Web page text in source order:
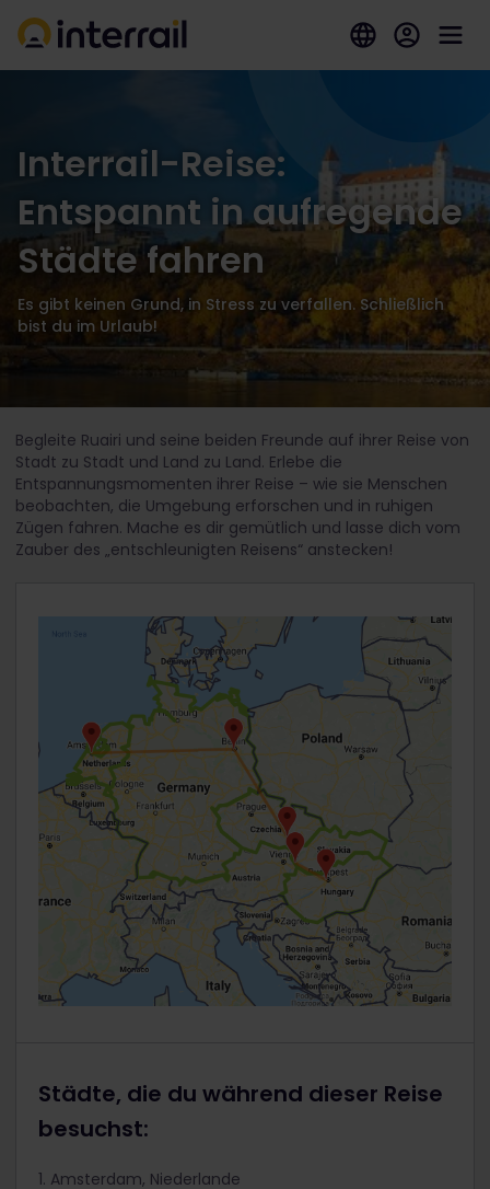
Interrail-Reise:
Entspannt in aufregende
Städte fahren
Es gibt keinen Grund, in Stress zu verfallen. Schließlich
bist du im Urlaub!
Begleite Ruairi und seine beiden Freunde auf ihrer Reise von
Stadt zu Stadt und Land zu Land. Erlebe die
Entspannungsmomenten ihrer Reise – wie sie Menschen
beobachten, die Umgebung erforschen und in ruhigen
Zügen fahren. Mache es dir gemütlich und lasse dich vom
Zauber des „entschleunigten Reisens“ anstecken!
Städte, die du während dieser Reise
besuchst:
1. Amsterdam, Niederlande